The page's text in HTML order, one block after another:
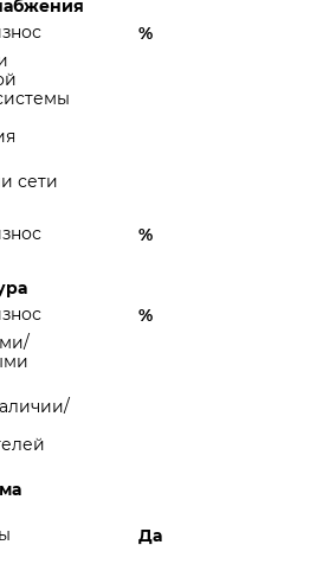
%
сети
%
%
Да